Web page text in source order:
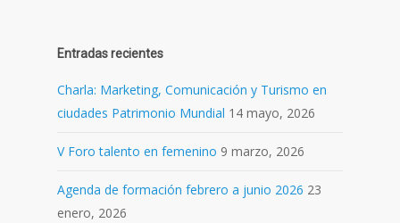
Entradas recientes
Charla: Marketing, Comunicación y Turismo en
ciudades Patrimonio Mundial 14 mayo, 2026
V Foro talento en femenino 9 marzo, 2026
Agenda de formación febrero a junio 2026 23
enero, 2026